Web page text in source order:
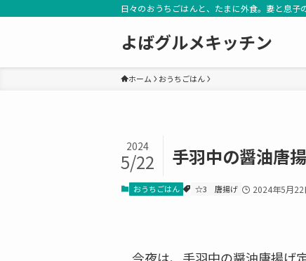
日々のおうちごはんと、たまに外食。妻と息子
よばグルメキッチン
ホーム おうちごはん
手羽中の醤油唐
2024
5/22
おうちごはん ☆3 唐揚げ 2024年5月22